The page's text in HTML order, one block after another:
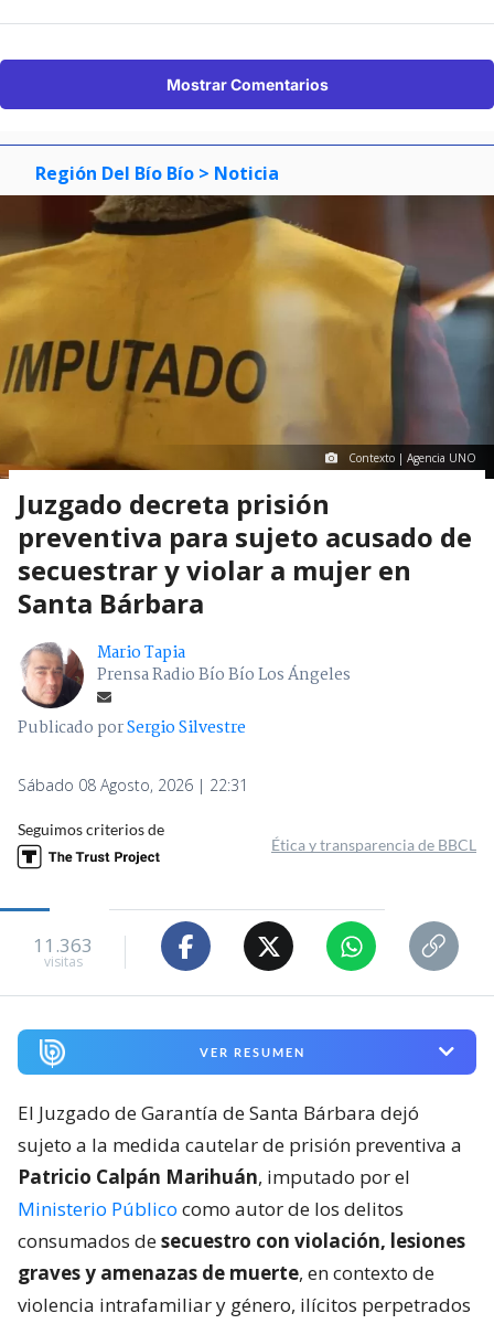
Mostrar Comentarios
Región Del Bío Bío > Noticia
Contexto | Agencia UNO
Juzgado decreta prisión
preventiva para sujeto acusado de
secuestrar y violar a mujer en
Santa Bárbara
Mario Tapia
Prensa Radio Bío Bío Los Ángeles
Publicado porSergio Silvestre
Sábado 08 Agosto, 2026 | 22:31
Seguimos criterios de
Ética y transparencia de BBCL
11.363
visitas
VER RESUMEN
El Juzgado de Garantía de Santa Bárbara dejó
sujeto a la medida cautelar de prisión preventiva a
Patricio Calpán Marihuán, imputado por el
Ministerio Público como autor de los delitos
consumados desecuestro con violación, lesiones
graves y amenazas de muerte, en contexto de
violencia intrafamiliar y género, ilícitos perpetrados